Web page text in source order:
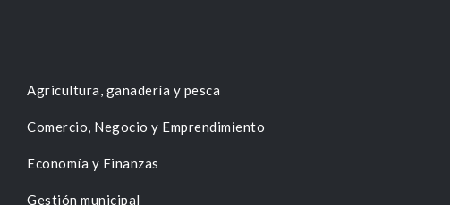
Agricultura, ganadería y pesca
Comercio, Negocio y Emprendimiento
Economía y Finanzas
Gestión municipal